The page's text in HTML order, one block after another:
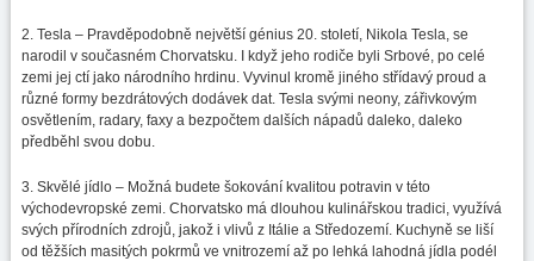
2. Tesla – Pravděpodobně největší génius 20. století, Nikola Tesla, se
narodil v současném Chorvatsku. I když jeho rodiče byli Srbové, po celé
zemi jej ctí jako národního hrdinu. Vyvinul kromě jiného střídavý proud a
různé formy bezdrátových dodávek dat. Tesla svými neony, zářivkovým
osvětlením, radary, faxy a bezpočtem dalších nápadů daleko, daleko
předběhl svou dobu.
3. Skvělé jídlo – Možná budete šokování kvalitou potravin v této
východevropské zemi. Chorvatsko má dlouhou kulinářskou tradici, využívá
svých přírodních zdrojů, jakož i vlivů z Itálie a Středozemí. Kuchyně se liší
od těžších masitých pokrmů ve vnitrozemí až po lehká lahodná jídla podél